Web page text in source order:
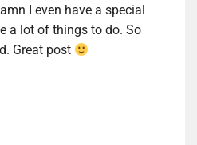
I even have a special
a lot of things to do. So
Great post